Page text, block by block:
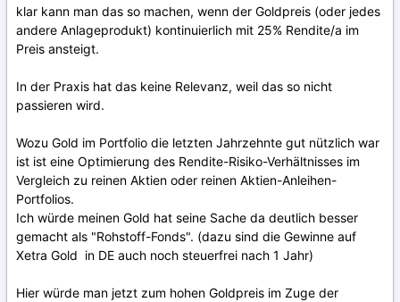
klar kann man das so machen, wenn der Goldpreis (oder jedes
andere Anlageprodukt) kontinuierlich mit 25% Rendite/a im
Preis ansteigt.
In der Praxis hat das keine Relevanz, weil das so nicht
passieren wird.
Wozu Gold im Portfolio die letzten Jahrzehnte gut nützlich war
ist ist eine Optimierung des Rendite-Risiko-Verhältnisses im
Vergleich zu reinen Aktien oder reinen Aktien-Anleihen-
Portfolios.
Ich würde meinen Gold hat seine Sache da deutlich besser
gemacht als "Rohstoff-Fonds". (dazu sind die Gewinne auf
Xetra Gold in DE auch noch steuerfrei nach 1 Jahr)
Hier würde man jetzt zum hohen Goldpreis im Zuge der